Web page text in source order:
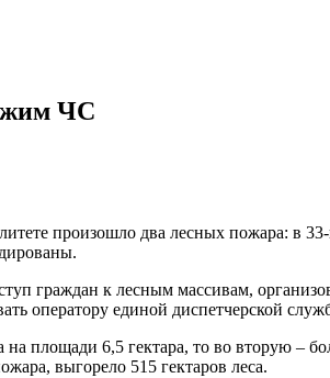
ЧС
произошло два лесных пожара: в
граждан к лесным массивам,
оператору единой диспетчерской
на площади 6,5 гектара, то во вторую –
выгорело 515 гектаров леса.